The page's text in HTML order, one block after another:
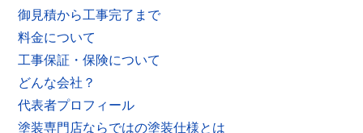
御見積から工事完了まで
料金について
工事保証・保険について
どんな会社？
代表者プロフィール
塗装専門店ならではの塗装仕様とは